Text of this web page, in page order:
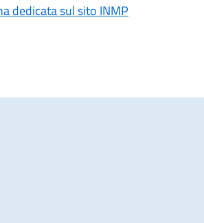
dedicata sul sito INMP